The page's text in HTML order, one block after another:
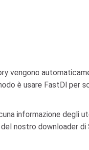
vengono
è usare FastDl per
informazione degli
nostro downloader